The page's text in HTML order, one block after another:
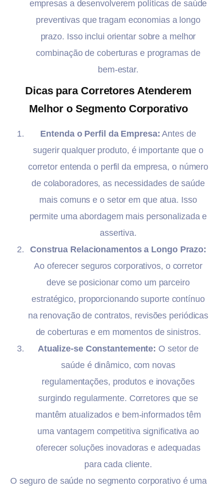
empresas a desenvolverem políticas de saúde
preventivas que tragam economias a longo
prazo. Isso inclui orientar sobre a melhor
combinação de coberturas e programas de
bem-estar.
Dicas para Corretores Atenderem
Melhor o Segmento Corporativo
Entenda o Perfil da Empresa: Antes de
sugerir qualquer produto, é importante que o
corretor entenda o perfil da empresa, o número
de colaboradores, as necessidades de saúde
mais comuns e o setor em que atua. Isso
permite uma abordagem mais personalizada e
assertiva.
Construa Relacionamentos a Longo Prazo:
Ao oferecer seguros corporativos, o corretor
deve se posicionar como um parceiro
estratégico, proporcionando suporte contínuo
na renovação de contratos, revisões periódicas
de coberturas e em momentos de sinistros.
Atualize-se Constantemente: O setor de
saúde é dinâmico, com novas
regulamentações, produtos e inovações
surgindo regularmente. Corretores que se
mantêm atualizados e bem-informados têm
uma vantagem competitiva significativa ao
oferecer soluções inovadoras e adequadas
para cada cliente.
O seguro de saúde no segmento corporativo é uma